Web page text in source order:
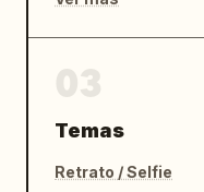
Temas
Retrato / Selfie